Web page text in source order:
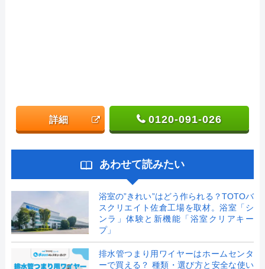
詳細 0120-091-026
あわせて読みたい
浴室の”きれい”はどう作られる？TOTOバ
スクリエイト佐倉工場を取材。浴室「シ
ンラ」体験と新機能「浴室クリアキー
プ」
排水管つまり用ワイヤーはホームセンタ
ーで買える？ 種類・選び方と安全な使い